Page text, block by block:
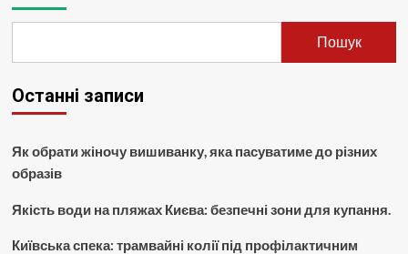
Пошук
Останні записи
Як обрати жіночу вишиванку, яка пасуватиме до різних
образів
Якість води на пляжах Києва: безпечні зони для купання.
Київська спека: трамвайні колії під профілактичним